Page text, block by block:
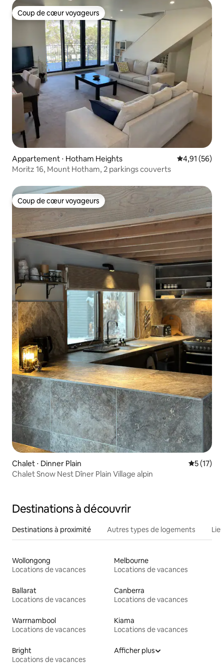
Coup de cœur voyageurs
Coup de cœur voyageurs
Appartement ⋅ Hotham Heights Évaluation
4,91 (56)
Moritz 16, Mount Hotham, 2 parkings couverts
Coup de cœur voyageurs
Coup de cœur voyageurs
Chalet ⋅ Dinner Plain
5 (17)
Chalet Snow Nest Dîner Plain Village alpin
Destinations à découvrir
Destinations à proximité Autres types de logements
Wollongong
Locations de vacances
Melbourne
Locations de vacances
Ballarat
Locations de vacances
Canberra
Locations de vacances
Warrnambool
Locations de vacances
Kiama
Locations de vacances
Bright
Locations de vacances
Afficher plus